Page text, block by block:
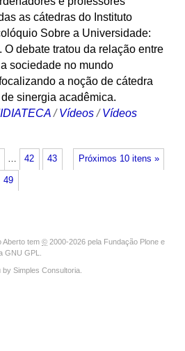
as cátedras do Instituto
Sobre a Universidade:
O debate tratou da relação entre
sociedade no mundo
a noção de cátedra
sinergia acadêmica.
/Vídeos /Vídeos
Próximos 10 itens »
… 42 43
49
Aberto tem © 2000-2026 pela Fundação Plone e
GNU GPL
by Simples Consultoria